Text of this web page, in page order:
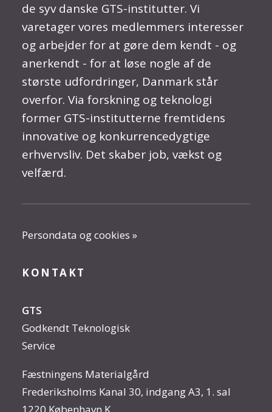
de syv danske GTS-institutter. Vi
varetager vores medlemmers interesser
og arbejder for at gøre dem kendt - og
anerkendt - for at løse nogle af de
største udfordringer, Danmark står
overfor. Via forskning og teknologi
former GTS-institutterne fremtidens
innovative og konkurrencedygtige
erhvervsliv. Det skaber job, vækst og
velfærd.
Persondata og cookies »
KONTAKT
GTS
Godkendt Teknologisk
Service
Fæstningens Materialgård
Frederiksholms Kanal 30, indgang A3, 1. sal